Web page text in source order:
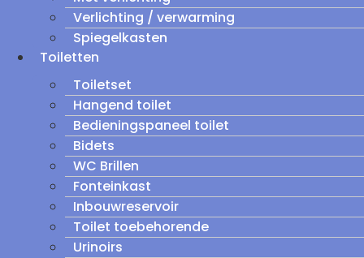
Verlichting / verwarming
Spiegelkasten
Toiletten
Toiletset
Hangend toilet
Bedieningspaneel toilet
Bidets
WC Brillen
Fonteinkast
Inbouwreservoir
Toilet toebehorende
Urinoirs